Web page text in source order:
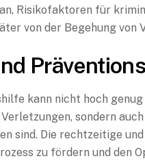
Risikofaktoren für
von der Begehung von
kann nicht hoch
sondern
sind. Die rechtzeitige
zu fördern und den